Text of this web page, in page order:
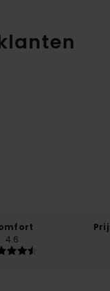
4.6